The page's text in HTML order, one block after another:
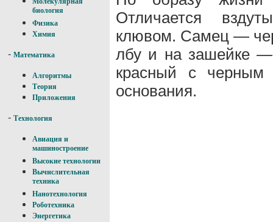
биология
Физика
Химия
- Математика
Алгоритмы
Теория
Приложения
- Технология
Авиация и
машиностроение
Высокие технологии
Вычислительная
техника
Нанотехнология
Роботехника
Энергетика
Отличается
клювом. Самец —
лбу и на зашейке
красный с
основания.